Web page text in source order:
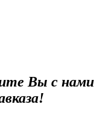
Вы с нами
!